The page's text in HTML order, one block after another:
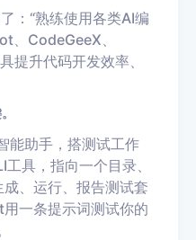
：“熟练使用各类AI编
、CodeGeeX、
提升代码开发效率、
能助手，搭测试工作
具，指向一个目录、
、运行、报告测试套
一条提示词测试你的